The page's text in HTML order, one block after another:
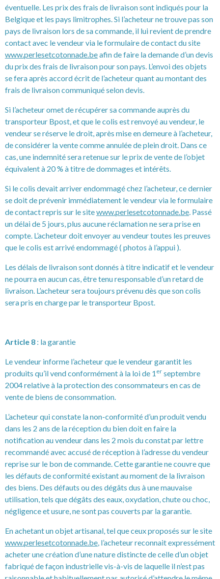
éventuelle. Les prix des frais de livraison sont indiqués pour la
Belgique et les pays limitrophes. Si l’acheteur ne trouve pas son
pays de livraison lors de sa commande, il lui revient de prendre
contact avec le vendeur via le formulaire de contact du site
www.perlesetcotonnade.beafin de faire la demande d’un devis
du prix des frais de livraison pour son pays. L’envoi des objets
se fera après accord écrit de l’acheteur quant au montant des
frais de livraison communiqué selon devis.
Si l’acheteur omet de récupérer sa commande auprès du
transporteur Bpost, et que le colis est renvoyé au vendeur, le
vendeur se réserve le droit, après mise en demeure à l’acheteur,
de considérer la vente comme annulée de plein droit. Dans ce
cas, une indemnité sera retenue sur le prix de vente de l’objet
équivalent à 20 % à titre de dommages et intérêts.
Si le colis devait arriver endommagé chez l’acheteur, ce dernier
se doit de prévenir immédiatement le vendeur via le formulaire
de contact repris sur le sitewww.perlesetcotonnade.be. Passé
un délai de 5 jours, plus aucune réclamation ne sera prise en
compte. L’acheteur doit envoyer au vendeur toutes les preuves
que le colis est arrivé endommagé ( photos à l’appui ).
Les délais de livraison sont donnés à titre indicatif et le vendeur
ne pourra en aucun cas, être tenu responsable d’un retard de
livraison. L’acheteur sera toujours prévenu dès que son colis
sera pris en charge par le transporteur Bpost.
Article 8 : la garantie
Le vendeur informe l’acheteur que le vendeur garantit les
produits qu’il vend conformément à la loi de 1 er septembre
2004 relative à la protection des consommateurs en cas de
vente de biens de consommation.
L’acheteur qui constate la non-conformité d’un produit vendu
dans les 2 ans de la réception du bien doit en faire la
notification au vendeur dans les 2 mois du constat par lettre
recommandé avec accusé de réception à l’adresse du vendeur
reprise sur le bon de commande. Cette garantie ne couvre que
les défauts de conformité existant au moment de la livraison
des biens. Des défauts ou des dégâts dus à une mauvaise
utilisation, tels que dégâts des eaux, oxydation, chute ou choc,
négligence et usure, ne sont pas couverts par la garantie.
En achetant un objet artisanal, tel que ceux proposés sur le site
www.perlesetcotonnade.be, l’acheteur reconnait expressément
acheter une création d’une nature distincte de celle d’un objet
fabriqué de façon industrielle vis-à-vis de laquelle il n’est pas